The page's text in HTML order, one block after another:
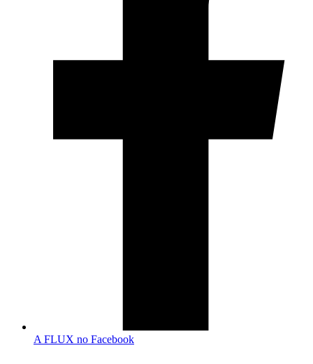
A FLUX no Facebook